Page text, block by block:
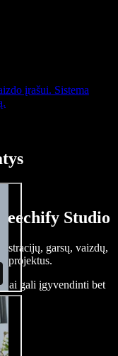
įrašui. Sistema
Studio
garsų, vaizdų,
projektus.
gali įgyvendinti bet